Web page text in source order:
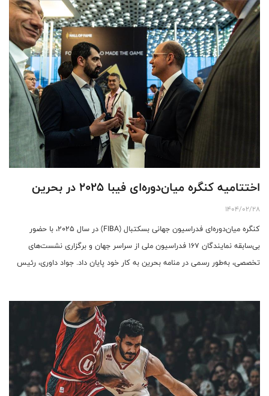
اختتامیه کنگره میان‌دوره‌ای فیبا ۲۰۲۵ در بحرین
1404/02/28
کنگره میان‌دوره‌ای فدراسیون جهانی بسکتبال (FIBA) در سال ۲۰۲۵، با حضور
بی‌سابقه نمایندگان ۱۶۷ فدراسیون ملی از سراسر جهان و برگزاری نشست‌های
تخصصی، به‌طور رسمی در منامه بحرین به کار خود پایان داد. جواد داوری، رئیس